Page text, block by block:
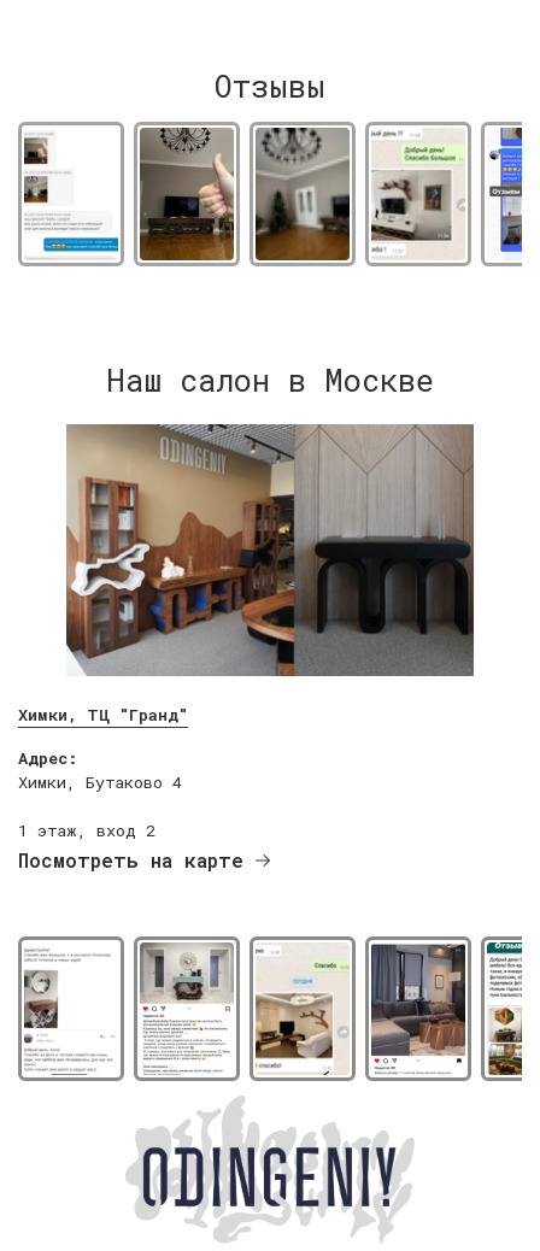
Отзывы
Наш салон в Москве
Химки, ТЦ "Гранд"
Адрес:
Химки, Бутаково 4
1 этаж, вход 2
Посмотреть на карте